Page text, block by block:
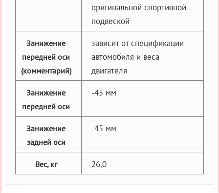
оригинальной спортивной
подвеской
Занижение
передней оси
(комментарий)
зависит от спецификации
автомобиля и веса
двигателя
Занижение
передней оси
-45 мм
Занижение
задней оси
-45 мм
Вес, кг 26,0